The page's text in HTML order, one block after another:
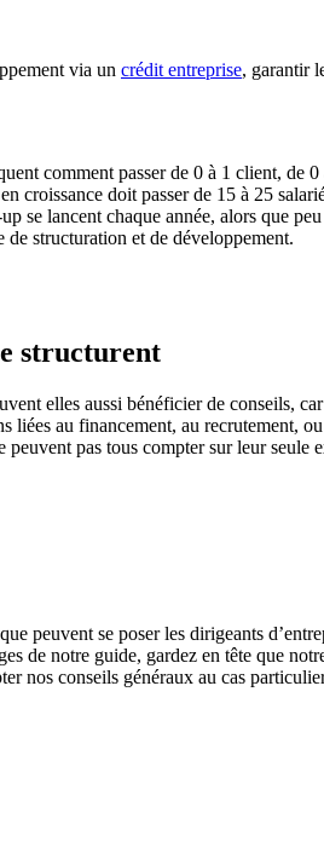
via un crédit entreprise, garantir
comment passer de 0 à 1 client,
croissance doit passer de 15 à 25
se lancent chaque année, alors que
de structuration et de développement.
structurent
elles aussi bénéficier de conseils,
liées au financement, au recrutement,
pas tous compter sur leur
peuvent se poser les dirigeants
de notre guide, gardez en tête que
nos conseils généraux au cas